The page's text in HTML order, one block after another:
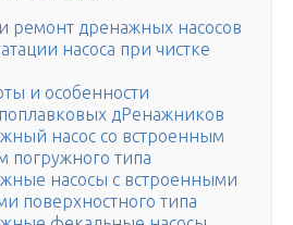
ремонт дренажных насосов
насоса при чистке
и особенности
дРенажников
насос со встроенным
погружного типа
насосы с встроенными
поверхностного типа